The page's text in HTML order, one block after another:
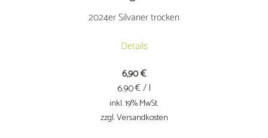
2024er Silvaner trocken
Details
6,90€
6.90€ / l
inkl. 19% MwSt.
zzgl. Versandkosten